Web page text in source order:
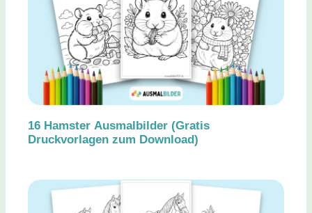
16 Hamster Ausmalbilder (Gratis
Druckvorlagen zum Download)